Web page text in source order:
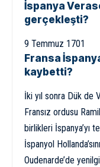
İspanya
gerçekleşti?
9 Temmuz 1701
Fransa
kaybetti?
İki yıl sonra Dük de
Fransız ordusu
birlikleri İspanya’yı
İspanyol
Oudenarde’de